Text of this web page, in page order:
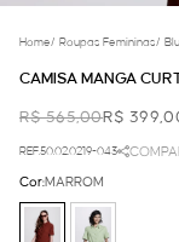
Home/ Roupas Femininas/
CAMISA MANGA
R$ 565,00R$
REF.50.02.0219-043
Cor:MARROM